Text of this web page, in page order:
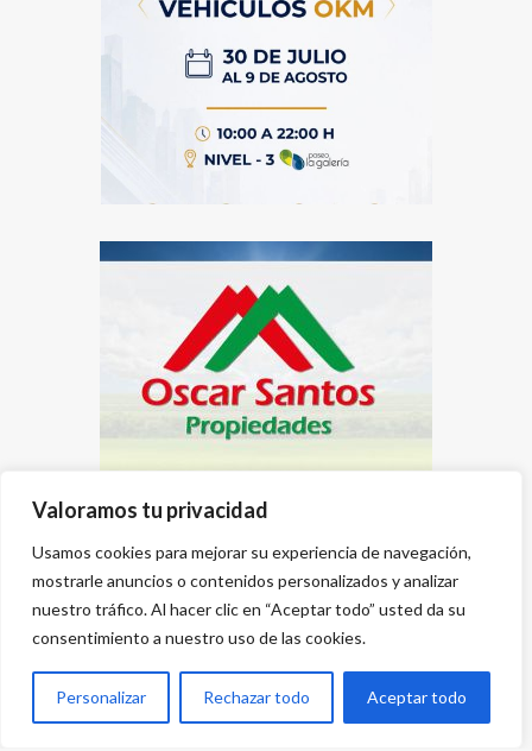
Valoramos tu privacidad
Usamos cookies para mejorar su experiencia de navegación,
mostrarle anuncios o contenidos personalizados y analizar
nuestro tráfico. Al hacer clic en “Aceptar todo” usted da su
consentimiento a nuestro uso de las cookies.
Personalizar Rechazar todo Aceptar todo